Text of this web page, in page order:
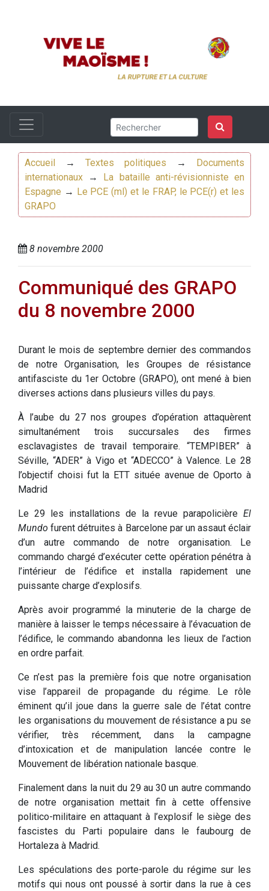
Accueil → Textes politiques →
Documents
internationaux →
La bataille anti-révisionniste en
Espagne → Le PCE (ml) et le FRAP, le PCE(r) et les
GRAPO
8 novembre 2000
Communiqué des GRAPO
du 8 novembre 2000
Durant le mois de septembre dernier des commandos
de notre Organisation, les Groupes de résistance
antifasciste du 1er Octobre (GRAPO), ont mené à bien
diverses actions dans plusieurs villes du pays.
À l’aube du 27 nos groupes d’opération attaquèrent
simultanément trois succursales des firmes
esclavagistes de travail temporaire. “TEMPIBER” à
Séville, “ADER” à Vigo et “ADECCO” à Valence. Le 28
l’objectif choisi fut la ETT située avenue de Oporto à
Madrid
Le 29 les installations de la revue parapolicière El
Mundo furent détruites à Barcelone par un assaut éclair
d’un autre commando de notre organisation. Le
commando chargé d’exécuter cette opération pénétra à
l’intérieur de l’édifice et installa rapidement une
puissante charge d’explosifs.
Après avoir programmé la minuterie de la charge de
manière à laisser le temps nécessaire à l’évacuation de
l’édifice, le commando abandonna les lieux de l’action
en ordre parfait.
Ce n’est pas la première fois que notre organisation
vise l’appareil de propagande du régime. Le rôle
éminent qu’il joue dans la guerre sale de l’état contre
les organisations du mouvement de résistance a pu se
vérifier, très récemment, dans la campagne
d’intoxication et de manipulation lancée contre le
Mouvement de libération nationale basque.
Finalement dans la nuit du 29 au 30 un autre commando
de notre organisation mettait fin à cette offensive
politico-militaire en attaquant à l’explosif le siège des
fascistes du Parti populaire dans le faubourg de
Hortaleza à Madrid.
Les spéculations des porte-parole du régime sur les
motifs qui nous ont poussé à sortir dans la rue à ces